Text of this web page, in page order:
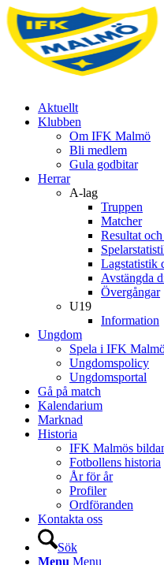
Aktuellt
Klubben
Om IFK Malmö
Bli medlem
Gula godbitar
Herrar
A-lag
Truppen
Matcher
Resultat
Lagstatistik
Avstängda
Övergångar
U19
Information
Ungdom
Spela i IFK
Ungdomspolicy
Ungdomsportal
Gå på match
Kalendarium
Marknad
Historia
IFK Malmös
Fotbollens historia
År för år
Profiler
Ordföranden
Kontakta oss
Sök
Menu Menu